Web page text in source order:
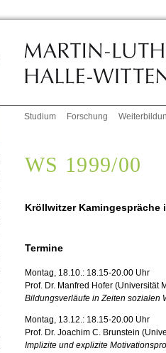
Studium Forschung
WS 1999/00
Kröllwitzer Kamingespräche
Termine
Montag, 18.10.: 18.15-20.00 Uhr
Prof. Dr. Manfred Hofer (Universität
Bildungsverläufe in Zeiten sozialen
Montag, 13.12.: 18.15-20.00 Uhr
Prof. Dr. Joachim C. Brunstein
Implizite und explizite